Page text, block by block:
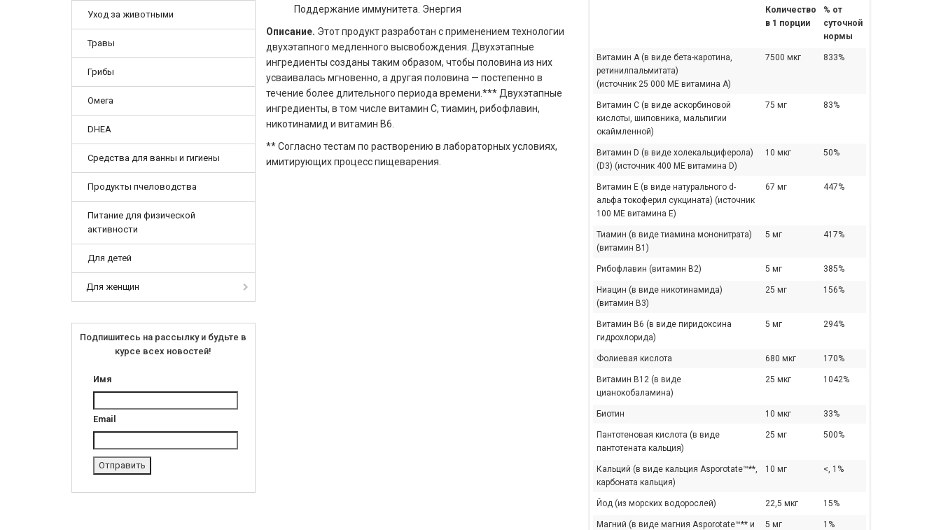
Уход за животными
Травы
Грибы
Омега
DHEA
Средства для ванны и гигиены
Продукты пчеловодства
Питание для физической
активности
Для детей
Для женщин
Подпишитесь на рассылку и будьте в
курсе всех новостей!
Имя
Email
Количество
в 1 порции
% от
суточной
нормы
Витамин A (в виде бета-каротина,
ретинилпальмитата)
(источник 25 000 МЕ витамина A)
7500 мкг 833%
Витамин С (в виде аскорбиновой
кислоты, шиповника, мальпигии
окаймленной)
75 мг 83%
Витамин D (в виде холекальциферола)
(D3) (источник 400 МЕ витамина D)
10 мкг 50%
Витамин E (в виде натурального d-
альфа токоферил сукцината) (источник
100 МЕ витамина E)
67 мг 447%
Тиамин (в виде тиамина мононитрата)
(витамин B1)
5 мг 417%
Рибофлавин (витамин B2) 5 мг 385%
Ниацин (в виде никотинамида)
(витамин В3)
25 мг 156%
Витамин B6 (в виде пиридоксина
гидрохлорида)
5 мг 294%
Фолиевая кислота 680 мкг 170%
Витамин B12 (в виде
цианокобаламина)
25 мкг 1042%
Биотин 10 мкг 33%
Пантотеновая кислота (в виде
пантотената кальция)
25 мг 500%
Кальций (в виде кальция Asporotate™**,
карбоната кальция)
10 мг <, 1%
Йод (из морских водорослей) 22,5 мкг 15%
Магний (в виде магния Asporotate™** и
5 мг 1%
Поддержание иммунитета. Энергия
Описание. Этот продукт разработан с применением технологии
двухэтапного медленного высвобождения. Двухэтапные
ингредиенты созданы таким образом, чтобы половина из них
усваивалась мгновенно, а другая половина — постепенно в
течение более длительного периода времени.*** Двухэтапные
ингредиенты, в том числе витамин C, тиамин, рибофлавин,
никотинамид и витамин B6.
** Согласно тестам по растворению в лабораторных условиях,
имитирующих процесс пищеварения.